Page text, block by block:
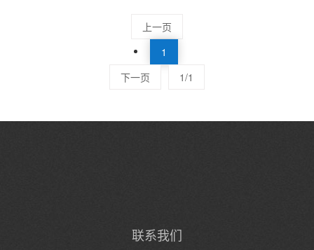
上一页
1
下一页
1/1
联系我们